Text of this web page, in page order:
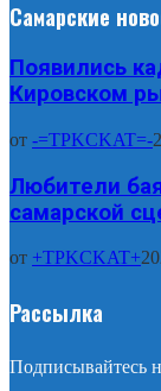
Самарские
Появились
Кировском
от -=TPKCKAT=-
Любители
самарской
от +TPKCKAT+
Рассылка
Подписывайтесь